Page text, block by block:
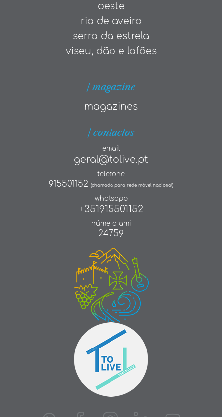
oeste
ria de aveiro
serra da estrela
viseu, dão e lafões
| magazine
magazines
| contactos
email
geral@tolive.pt
telefone
915501152 (chamada para rede móvel nacional)
whatsapp
+351915501152
número ami
24759